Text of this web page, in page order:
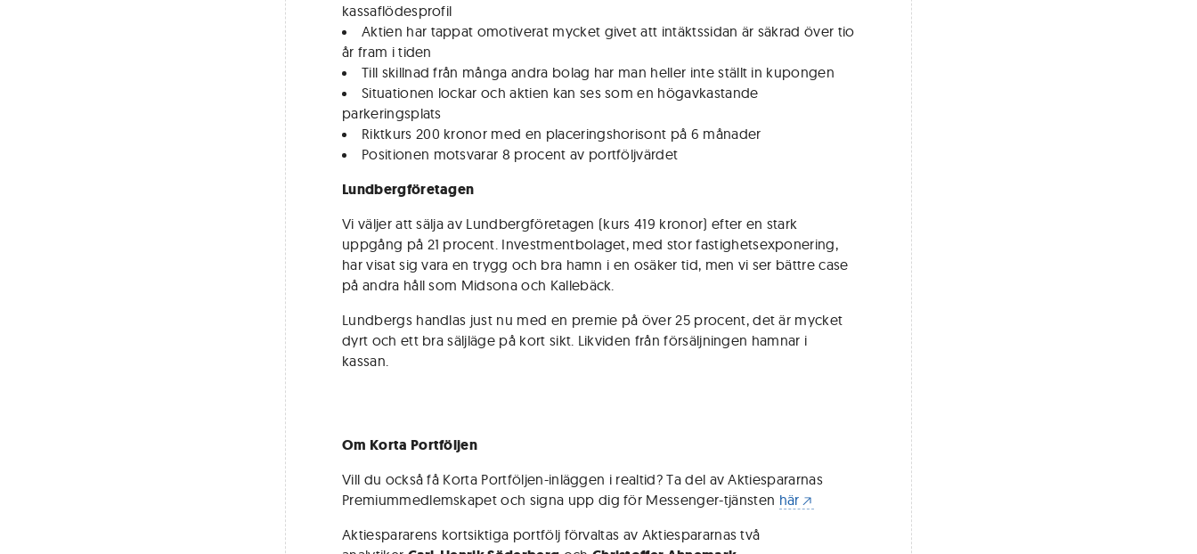
kassaflödesprofil
Aktien har tappat omotiverat mycket givet att intäktssidan är säkrad över tio
år fram i tiden
Till skillnad från många andra bolag har man heller inte ställt in kupongen
Situationen lockar och aktien kan ses som en högavkastande
parkeringsplats
Riktkurs 200 kronor med en placeringshorisont på 6 månader
Positionen motsvarar 8 procent av portföljvärdet
Lundbergföretagen
Vi väljer att sälja av Lundbergföretagen (kurs 419 kronor) efter en stark
uppgång på 21 procent. Investmentbolaget, med stor fastighetsexponering,
har visat sig vara en trygg och bra hamn i en osäker tid, men vi ser bättre case
på andra håll som Midsona och Kallebäck.
Lundbergs handlas just nu med en premie på över 25 procent, det är mycket
dyrt och ett bra säljläge på kort sikt. Likviden från försäljningen hamnar i
kassan.
Om Korta Portföljen
Vill du också få Korta Portföljen-inläggen i realtid? Ta del av Aktiespararnas
Premiummedlemskapet och signa upp dig för Messenger-tjänsten här
Aktiespararens kortsiktiga portfölj förvaltas av Aktiespararnas två